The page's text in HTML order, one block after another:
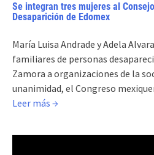
Se integran tres mujeres al
Desaparición de Edomex
María Luisa Andrade y Adela
familiares de personas
Zamora a organizaciones de la
unanimidad, el Congreso
Leer más →